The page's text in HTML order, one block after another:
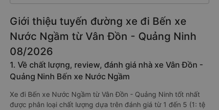
Giới thiệu tuyến đường xe đi Bến xe
Nước Ngầm từ Vân Đồn - Quảng Ninh
08/2026
1. Về chất lượng, review, đánh giá nhà xe Vân Đồn -
Quảng Ninh Bến xe Nước Ngầm
Xe đi Bến xe Nước Ngầm từ Vân Đồn - Quảng Ninh tốt nhất
được phân loại chất lượng dựa trên đánh giá từ 1 đến 5 (1: tệ